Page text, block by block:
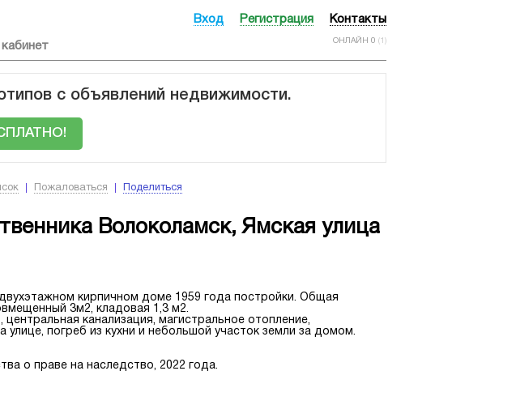
Контакты
Регистрация
Вход
ОНЛАЙН 0 (1)
с объявлений недвижимости.
Пожаловаться Поделиться
Волоколамск, Ямская улица
кирпичном доме 1959 года постройки. Общая
3м2, кладовая 1,3 м2.
канализация, магистральное отопление,
улице, погреб из кухни и небольшой участок земли за домом.
о праве на наследство, 2022 года.